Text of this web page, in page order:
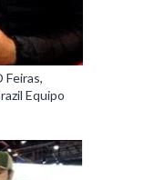
Feiras,
Equipo